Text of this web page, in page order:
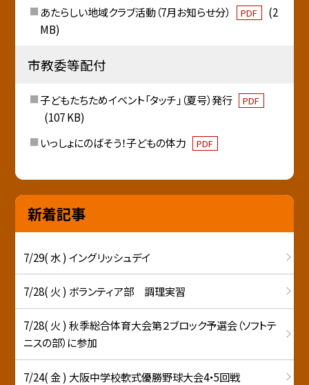
あたらしい地域クラブ活動（7月お知らせ分） PDF
(2
MB)
市教委等配付
子どもたちためイベント「タッチ」（夏号）発行 PDF
(107 KB)
いっしょにのばそう！子どもの体力
PDF
新着記事
7/29( 水 ) イングリッシュデイ
7/28( 火 ) ボランティア部 調理実習
7/28( 火 ) 秋季総合体育大会第２ブロック予選会（ソフトテ
ニスの部）に参加
7/24( 金 ) 大阪中学校軟式優勝野球大会4・5回戦